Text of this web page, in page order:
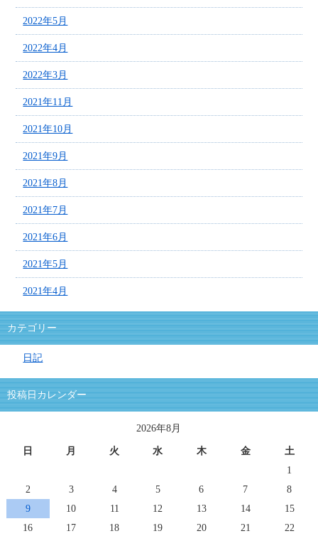
2022年5月
2022年4月
2022年3月
2021年11月
2021年10月
2021年9月
2021年8月
2021年7月
2021年6月
2021年5月
2021年4月
カテゴリー
日記
投稿日カレンダー
2026年8月
日 月 火 水 木 金
土
1
2
3 4 5 6 7
8
9
10 11 12 13 14
15
16
17 18 19 20 21 22